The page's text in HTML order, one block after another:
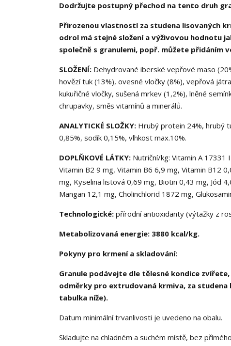
Dodržujte postupný přechod na tento druh
Přirozenou vlastností za studena lisovaných
odrol má stejné složení a výživovou hodnotu
společně s granulemi, popř. můžete přidáním
SLOŽENÍ: Dehydrované iberské vepřové maso
hovězí tuk (13%), ovesné vločky (8%), vepřová
kukuřičné vločky, sušená mrkev (1,2%), lněné
chrupavky, směs vitamínů a minerálů.
ANALYTICKÉ SLOŽKY: Hrubý protein 24%, hrubý
0,85%, sodík 0,15%, vlhkost max.10%.
DOPLŇKOVÉ LÁTKY: Nutriční/kg: Vitamin A 17331
Vitamin B2 9 mg, Vitamin B6 6,9 mg, Vitamin B12
mg, Kyselina listová 0,69 mg, Biotin 0,43 mg, Jód
Mangan 12,1 mg, Cholinchlorid 1872 mg,
Technologické: přírodní antioxidanty (výtažky z
Metabolizovaná energie: 3880 kcal/kg.
Pokyny pro krmení a skladování:
Granule podávejte dle tělesné kondice
odměrky pro extrudovaná krmiva, za
tabulka níže).
Datum minimální trvanlivosti je uvedeno na obalu.
Skladujte na chladném a suchém místě, bez